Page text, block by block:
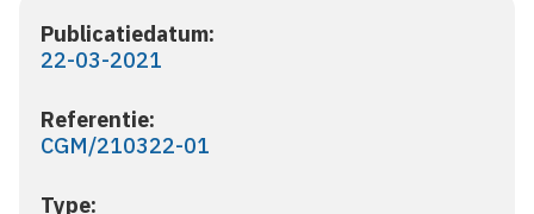
Publicatiedatum:
22-03-2021
Referentie:
CGM/210322-01
Type: